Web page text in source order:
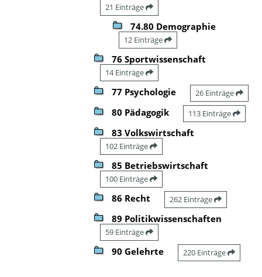
21 Einträge
74.80 Demographie
12 Einträge
76 Sportwissenschaft
14 Einträge
77 Psychologie 26 Einträge
80 Pädagogik 113 Einträge
83 Volkswirtschaft
102 Einträge
85 Betriebswirtschaft
100 Einträge
86 Recht 262 Einträge
89 Politikwissenschaften
59 Einträge
90 Gelehrte 220 Einträge